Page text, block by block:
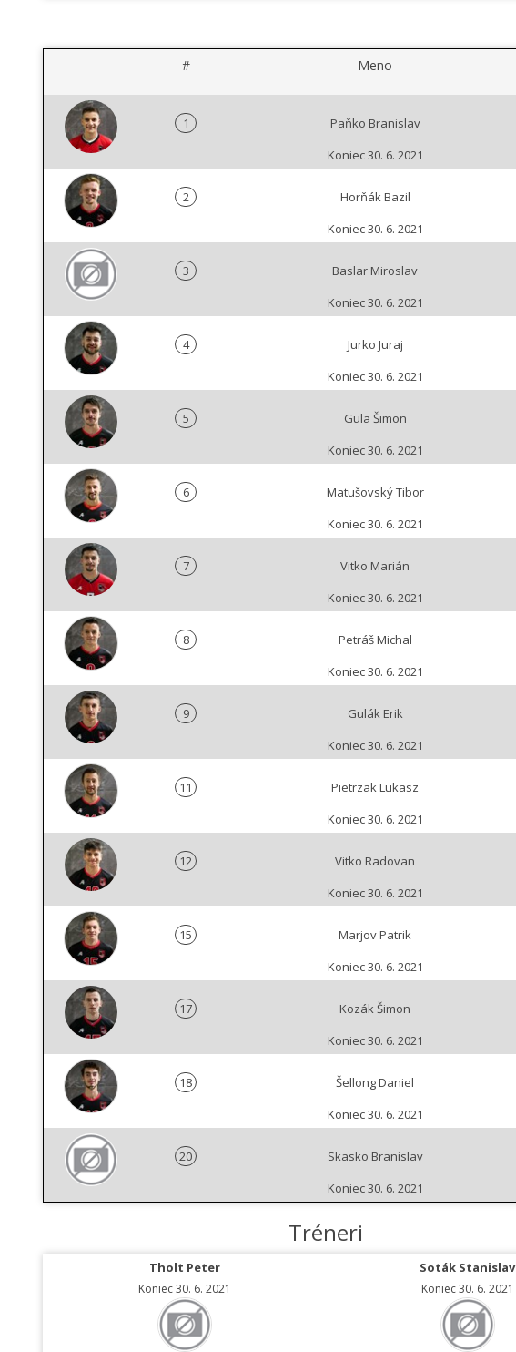
# Meno
1
Paňko Branislav
Koniec 30. 6. 2021
2
Horňák Bazil
Koniec 30. 6. 2021
3
Baslar Miroslav
Koniec 30. 6. 2021
4
Jurko Juraj
Koniec 30. 6. 2021
5
Gula Šimon
Koniec 30. 6. 2021
6
Matušovský Tibor
Koniec 30. 6. 2021
7
Vitko Marián
Koniec 30. 6. 2021
8
Petráš Michal
Koniec 30. 6. 2021
9
Gulák Erik
Koniec 30. 6. 2021
11
Pietrzak Lukasz
Koniec 30. 6. 2021
12
Vitko Radovan
Koniec 30. 6. 2021
15
Marjov Patrik
Koniec 30. 6. 2021
17
Kozák Šimon
Koniec 30. 6. 2021
18
Šellong Daniel
Koniec 30. 6. 2021
20
Skasko Branislav
Koniec 30. 6. 2021
Tréneri
Tholt Peter
Koniec 30. 6. 2021
Soták Stanislav
Koniec 30. 6. 2021